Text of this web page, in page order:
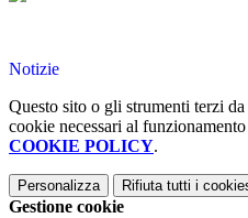
Notizie
Questo sito o gli strumenti terzi
cookie necessari al
COOKIE POLICY.
Personalizza Rifiuta tutti i
Gestione cookie